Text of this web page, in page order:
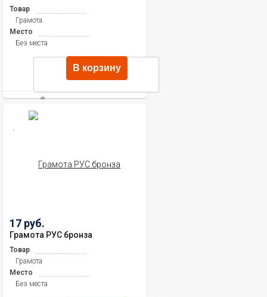
Товар
Грамота
Место
Без места
В корзину
17 руб.
Грамота РУС бронза
Товар
Грамота
Место
Без места